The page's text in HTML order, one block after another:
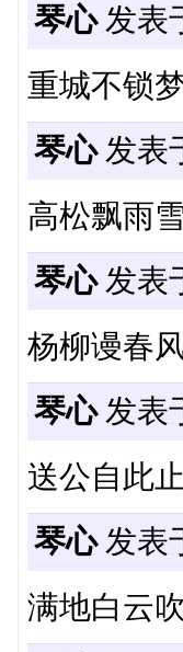
琴心发表
重城不锁
琴心发表
高松飘雨
琴心发表
杨柳谩春
琴心发表
送公自此
琴心发表
满地白云